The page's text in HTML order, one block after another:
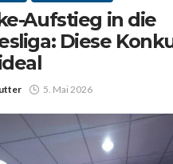
Aufstieg in die
Diese
5. Mai 2026